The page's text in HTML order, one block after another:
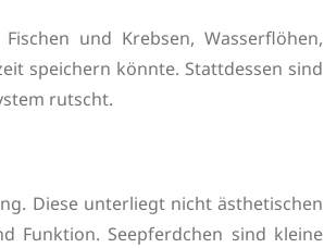
und Krebsen, Wasserflöhen,
speichern könnte. Stattdessen sind
rutscht.
Diese unterliegt nicht ästhetischen
Funktion. Seepferdchen sind kleine